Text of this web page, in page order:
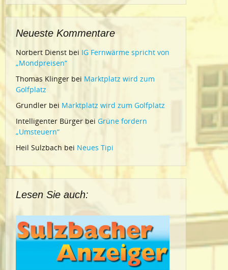
Neueste Kommentare
Norbert Dienst bei IG Fernwärme spricht von
„Mondpreisen“
Thomas Klinger bei Marktplatz wird zum
Golfplatz
Grundler bei Marktplatz wird zum Golfplatz
Intelligenter Bürger bei Grüne fordern
„Umsteuern“
Heil Sulzbach bei Neues Tipi
Lesen Sie auch: